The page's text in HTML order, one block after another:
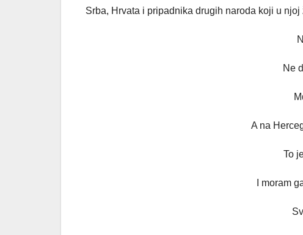
Srba, Hrvata i pripadnika drugih naroda koji u njoj
Ne
A na
To
I moram